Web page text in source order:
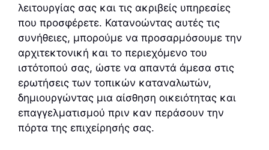
λειτουργίας σας και τις ακριβείς υπηρεσίες
που προσφέρετε. Κατανοώντας αυτές τις
συνήθειες, μπορούμε να προσαρμόσουμε την
αρχιτεκτονική και το περιεχόμενο του
ιστότοπού σας, ώστε να απαντά άμεσα στις
ερωτήσεις των τοπικών καταναλωτών,
δημιουργώντας μια αίσθηση οικειότητας και
επαγγελματισμού πριν καν περάσουν την
πόρτα της επιχείρησής σας.